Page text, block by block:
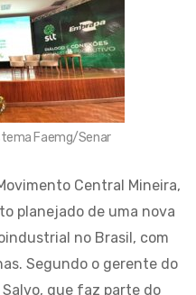
Faemg/Senar
Central Mineira,
planejado de uma nova
no Brasil, com
Segundo o gerente do
que faz parte do